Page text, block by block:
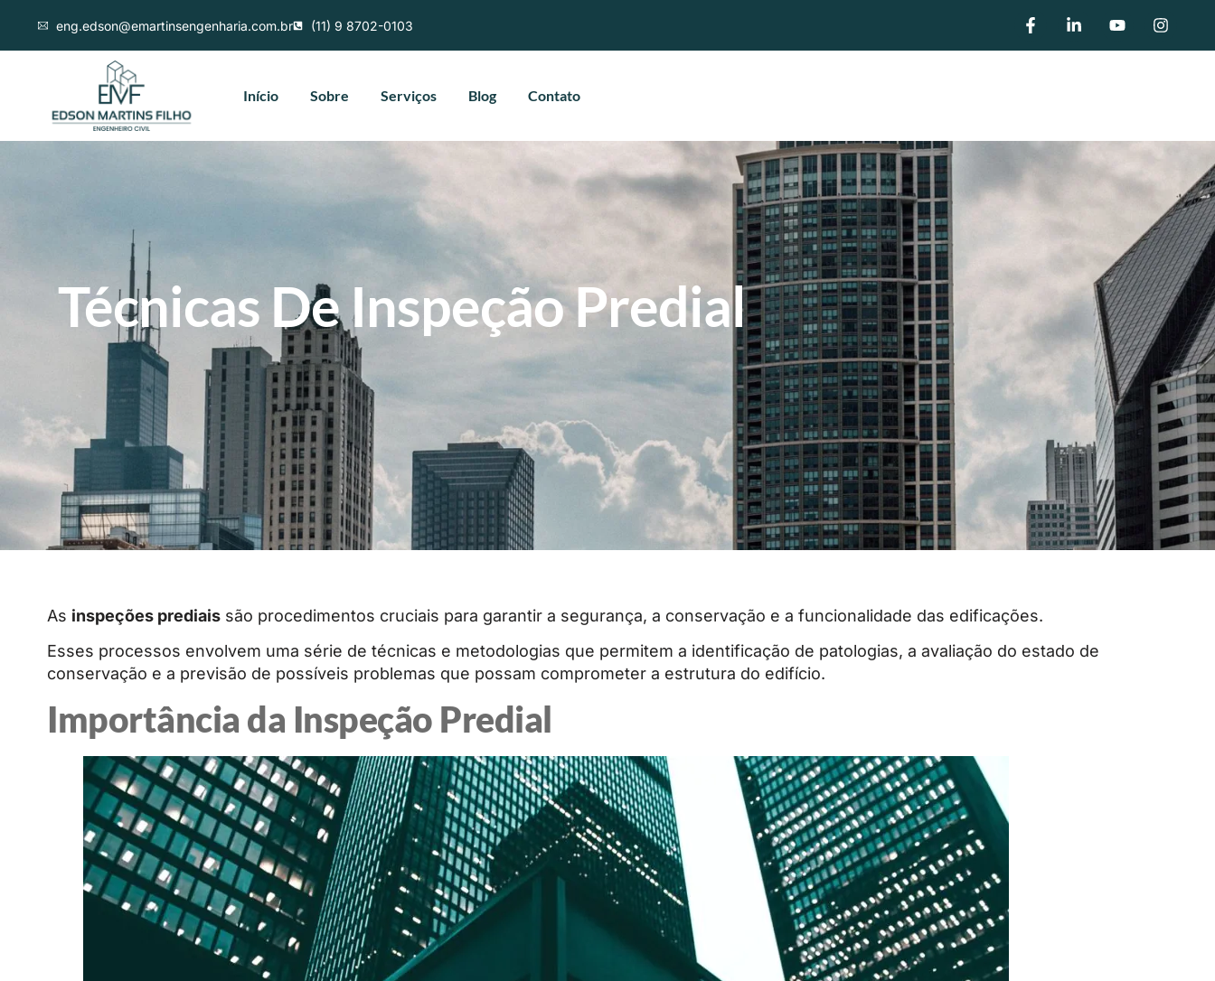
eng.edson@emartinsengenharia.com.br (11) 9 8702-0103
Início Sobre Serviços Blog Contato
Técnicas De Inspeção Predial
As inspeções prediais são procedimentos cruciais para garantir a segurança, a conservação e a funcionalidade das edificações.
Esses processos envolvem uma série de técnicas e metodologias que permitem a identificação de patologias, a avaliação do estado de
conservação e a previsão de possíveis problemas que possam comprometer a estrutura do edifício.
Importância da Inspeção Predial